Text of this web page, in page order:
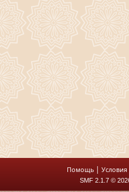
Помощь |
SMF 2.1.7 ©